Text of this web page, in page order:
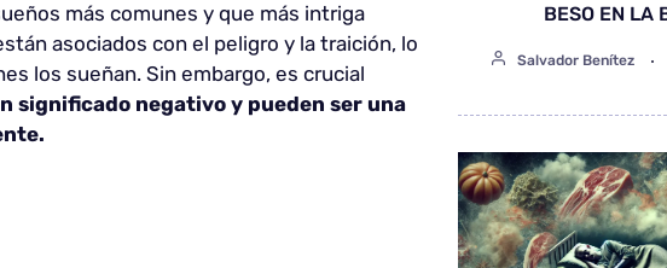
más comunes y que más intriga
asociados con el peligro y la traición, lo
los sueñan. Sin embargo, es crucial
significado negativo y pueden ser una
BESO EN LA
Salvador Benítez